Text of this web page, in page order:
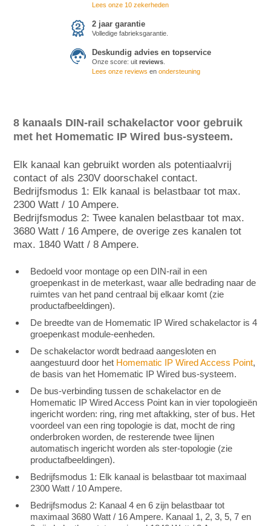
Lees onze 10 zekerheden
2 jaar garantie
Volledige fabrieksgarantie.
Deskundig advies en topservice
Onze score: uit reviews
Lees onze reviews en ondersteuning
8 kanaals DIN-rail schakelactor voor gebruik
met het Homematic IP Wired bus-systeem.
Elk kanaal kan gebruikt worden als potentiaalvrij
contact of als 230V doorschakel contact.
Bedrijfsmodus 1: Elk kanaal is belastbaar tot max.
2300 Watt / 10 Ampere.
Bedrijfsmodus 2: Twee kanalen belastbaar tot max.
3680 Watt / 16 Ampere, de overige zes kanalen tot
max. 1840 Watt / 8 Ampere.
Bedoeld voor montage op een DIN-rail in een
groepenkast in de meterkast, waar alle bedrading naar de
ruimtes van het pand centraal bij elkaar komt (zie
productafbeeldingen).
De breedte van de Homematic IP Wired schakelactor is 4
groepenkast module-eenheden.
De schakelactor wordt bedraad aangesloten en
aangestuurd door het Homematic IP Wired Access Point,
de basis van het Homematic IP Wired bus-systeem.
De bus-verbinding tussen de schakelactor en de
Homematic IP Wired Access Point kan in vier topologieën
ingericht worden: ring, ring met aftakking, ster of bus. Het
voordeel van een ring topologie is dat, mocht de ring
onderbroken worden, de resterende twee lijnen
automatisch ingericht worden als ster-topologie (zie
productafbeeldingen).
Bedrijfsmodus 1: Elk kanaal is belastbaar tot maximaal
2300 Watt / 10 Ampere.
Bedrijfsmodus 2: Kanaal 4 en 6 zijn belastbaar tot
maximaal 3680 Watt / 16 Ampere. Kanaal 1, 2, 3, 5, 7 en